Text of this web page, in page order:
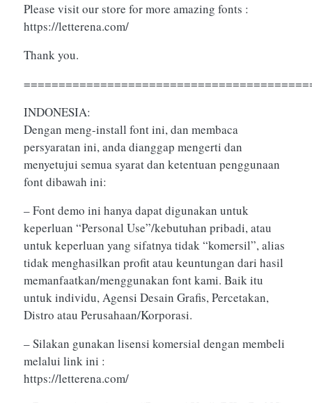
Please visit our store for more amazing fonts :
https://letterena.com/
Thank you.
INDONESIA:
Dengan meng-install font ini, dan membaca
persyaratan ini, anda dianggap mengerti dan
menyetujui semua syarat dan ketentuan penggunaan
font dibawah ini:
– Font demo ini hanya dapat digunakan untuk
keperluan “Personal Use”/kebutuhan pribadi, atau
untuk keperluan yang sifatnya tidak “komersil”, alias
tidak menghasilkan profit atau keuntungan dari hasil
memanfaatkan/menggunakan font kami. Baik itu
untuk individu, Agensi Desain Grafis, Percetakan,
Distro atau Perusahaan/Korporasi.
– Silakan gunakan lisensi komersial dengan membeli
melalui link ini :
https://letterena.com/